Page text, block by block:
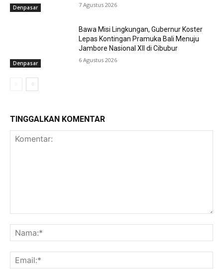
Denpasar 7 Agustus 2026
Denpasar
Bawa Misi Lingkungan, Gubernur Koster
Lepas Kontingan Pramuka Bali Menuju
Jambore Nasional XII di Cibubur
6 Agustus 2026
TINGGALKAN KOMENTAR